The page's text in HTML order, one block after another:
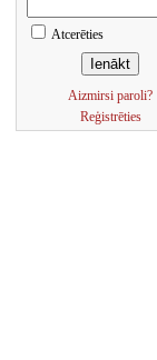
Atcerēties
Aizmirsi paroli?
Reģistrēties